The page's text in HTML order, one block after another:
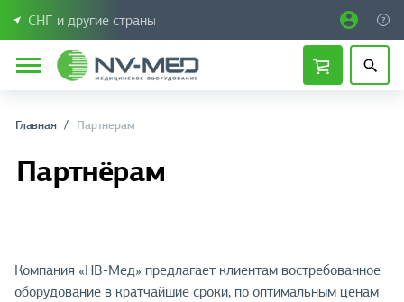
СНГ и другие страны
Главная Партнерам
Партнёрам
Компания «НВ-Мед» предлагает клиентам востребованное
оборудование в кратчайшие сроки, по оптимальным ценам